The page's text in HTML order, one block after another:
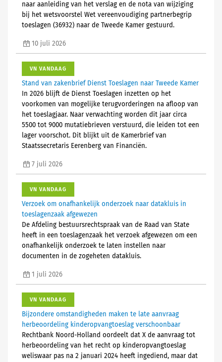
naar aanleiding van het verslag en de nota van wijziging
bij het wetsvoorstel Wet vereenvoudiging partnerbegrip
toeslagen (36932) naar de Tweede Kamer gestuurd.
10 juli 2026
VN VANDAAG
Stand van zakenbrief Dienst Toeslagen naar Tweede Kamer
In 2026 blijft de Dienst Toeslagen inzetten op het
voorkomen van mogelijke terugvorderingen na afloop van
het toeslagjaar. Naar verwachting worden dit jaar circa
5500 tot 9000 mutatiebrieven verstuurd, die leiden tot een
lager voorschot. Dit blijkt uit de Kamerbrief van
Staatssecretaris Eerenberg van Financiën.
7 juli 2026
VN VANDAAG
Verzoek om onafhankelijk onderzoek naar datakluis in
toeslagenzaak afgewezen
De Afdeling bestuursrechtspraak van de Raad van State
heeft in een toeslagenzaak het verzoek afgewezen om een
onafhankelijk onderzoek te laten instellen naar
documenten in de zogeheten datakluis.
1 juli 2026
VN VANDAAG
Bijzondere omstandigheden maken te late aanvraag
herbeoordeling kinderopvangtoeslag verschoonbaar
Rechtbank Noord-Holland oordeelt dat X de aanvraag tot
herbeoordeling van het recht op kinderopvangtoeslag
weliswaar pas na 2 januari 2024 heeft ingediend, maar dat